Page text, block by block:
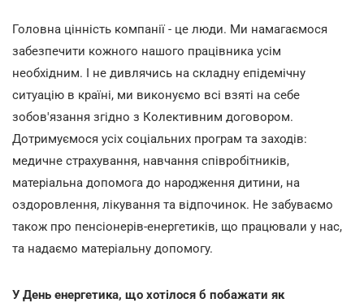
Головна цінність компанії - це люди. Ми намагаємося
забезпечити кожного нашого працівника усім
необхідним. І не дивлячись на складну епідемічну
ситуацію в країні, ми виконуємо всі взяті на себе
зобов'язання згідно з Колективним договором.
Дотримуємося усіх соціальних програм та заходів:
медичне страхування, навчання співробітників,
матеріальна допомога до народження дитини, на
оздоровлення, лікування та відпочинок. Не забуваємо
також про пенсіонерів-енергетиків, що працювали у нас,
та надаємо матеріальну допомогу.
У День енергетика, що хотілося б побажати як